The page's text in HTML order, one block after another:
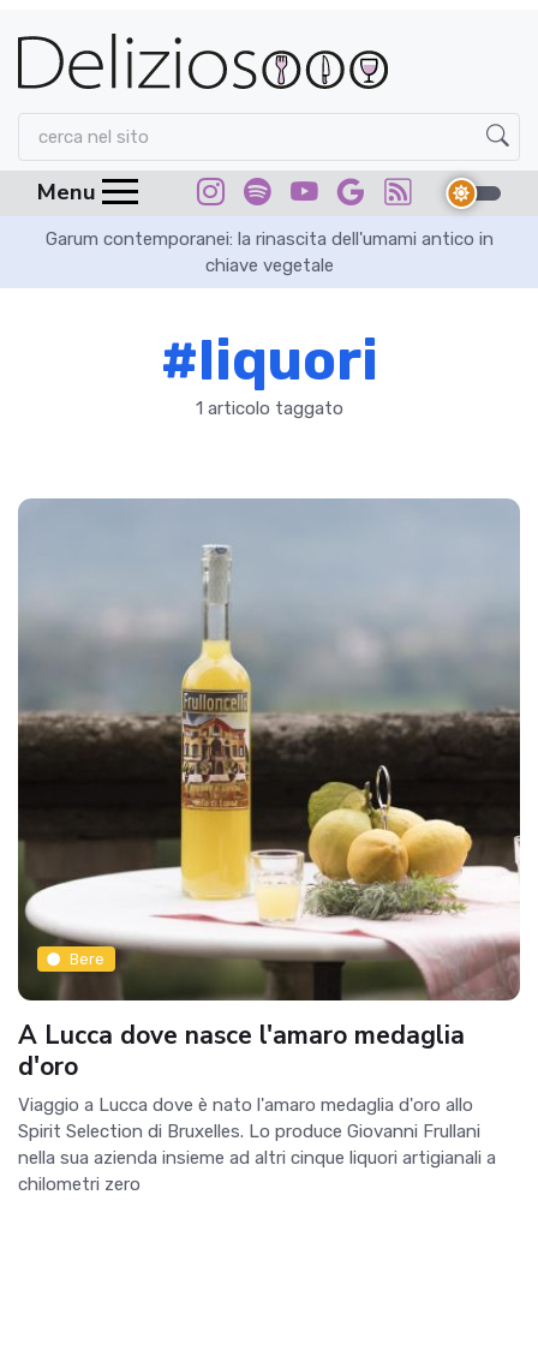
Menu
Garum contemporanei: la rinascita dell'umami antico in
chiave vegetale
#liquori
1 articolo taggato
Bere
A Lucca dove nasce l'amaro medaglia
d'oro
Viaggio a Lucca dove è nato l'amaro medaglia d'oro allo
Spirit Selection di Bruxelles. Lo produce Giovanni Frullani
nella sua azienda insieme ad altri cinque liquori artigianali a
chilometri zero